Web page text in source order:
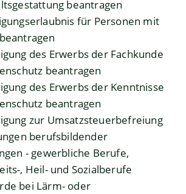
beantragen
für Personen mit
des Erwerbs der Fachkunde
beantragen
des Erwerbs der Kenntnisse
beantragen
zur Umsatzsteuerbefreiung
berufsbildender
- gewerbliche Berufe,
, Heil- und Sozialberufe
bei Lärm- oder